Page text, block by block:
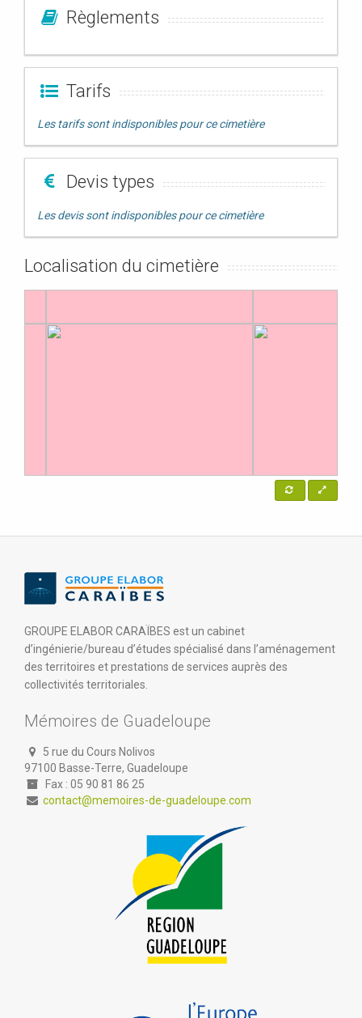
Règlements
Tarifs
Les tarifs sont indisponibles pour ce cimetière
Devis types
Les devis sont indisponibles pour ce cimetière
Localisation du cimetière
GROUPE ELABOR CARAÏBES est un cabinet
d’ingénierie/bureau d’études spécialisé dans l’aménagement
des territoires et prestations de services auprès des
collectivités territoriales.
Mémoires de Guadeloupe
5 rue du Cours Nolivos
97100 Basse-Terre, Guadeloupe
Fax : 05 90 81 86 25
contact@memoires-de-guadeloupe.com